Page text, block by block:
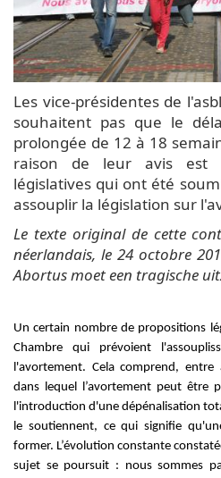
Les vice-présidentes de
souhaitent pas que le
prolongée de 12 à 18
raison de leur avis est
législatives qui ont été
assouplir la législation sur
Le texte original de cette
néerlandais, le 24 octobre
Abortus moet een tragische
Un certain nombre de propositions
Chambre qui prévoient
l'avortement. Cela comprend,
dans lequel l’avortement peut être
l'introduction d'une dépénalisation
le soutiennent, ce qui signifie
former. L’évolution constante
sujet se poursuit : nous sommes